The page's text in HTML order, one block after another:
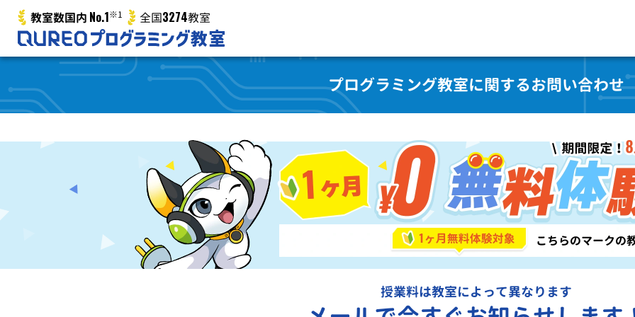
教室数国内 No.1※1 全国3274教室
プログラミング教室に関するお問い合わせ
授業料は教室によって異なります